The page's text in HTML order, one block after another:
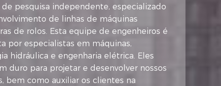
pesquisa independente, especializado
de linhas de máquinas
de rolos. Esta equipe de engenheiros é
por especialistas em máquinas,
hidráulica e engenharia elétrica. Eles
duro para projetar e desenvolver nossos
bem como auxiliar os clientes na